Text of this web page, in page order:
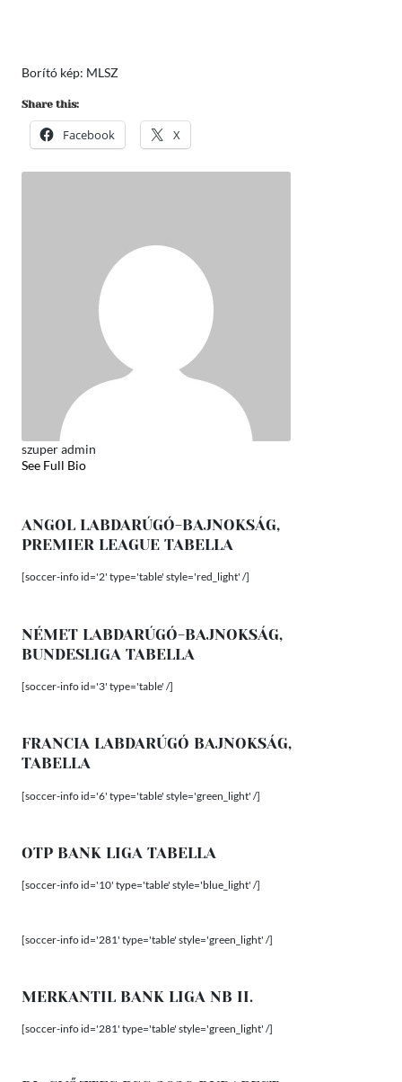
Borító kép: MLSZ
Share this:
Facebook X
szuper admin
See Full Bio
ANGOL LABDARÚGÓ-BAJNOKSÁG,
PREMIER LEAGUE TABELLA
[soccer-info id='2' type='table' style='red_light' /]
NÉMET LABDARÚGÓ-BAJNOKSÁG,
BUNDESLIGA TABELLA
[soccer-info id='3' type='table' /]
FRANCIA LABDARÚGÓ BAJNOKSÁG,
TABELLA
[soccer-info id='6' type='table' style='green_light' /]
OTP BANK LIGA TABELLA
[soccer-info id='10' type='table' style='blue_light' /]
[soccer-info id='281' type='table' style='green_light' /]
MERKANTIL BANK LIGA NB II.
[soccer-info id='281' type='table' style='green_light' /]